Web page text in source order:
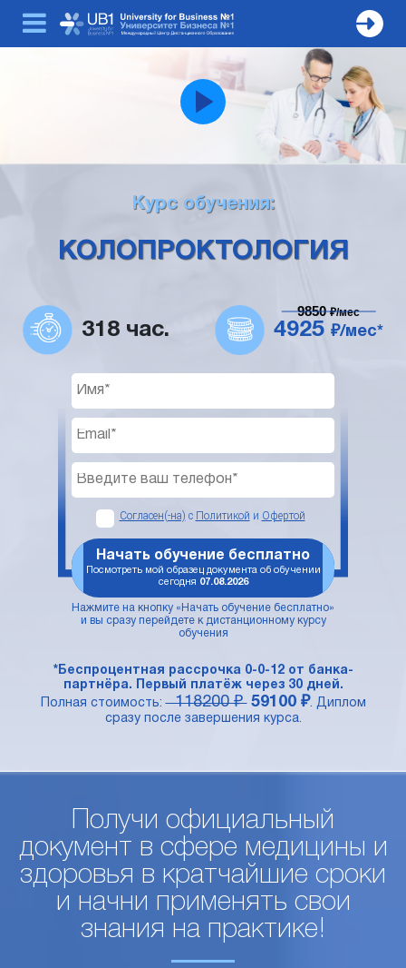
Курс обучения:
КОЛОПРОКТОЛОГИЯ
318 час. 4925 ₽/мес*
9850₽/мес
Согласен(-на) с Политикой и Офертой
Начать обучение бесплатно
Посмотреть мой образец документа об обучении
сегодня 07.08.2026
Нажмите на кнопку «Начать обучение бесплатно»
и вы сразу перейдете к дистанционному курсу
обучения
*Беспроцентная рассрочка 0-0-12 от банка-
партнёра. Первый платёж через 30 дней.
Полная стоимость:118200 ₽ 59100 ₽. Диплом
сразу после завершения курса.
Получи официальный
документ в сфере медицины и
здоровья в кратчайшие сроки
и начни применять свои
знания на практике!